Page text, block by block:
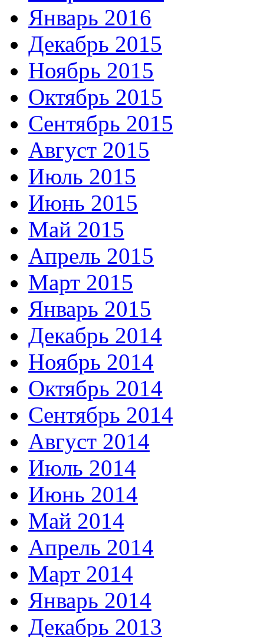
Январь 2016
Декабрь 2015
Ноябрь 2015
Октябрь 2015
Сентябрь 2015
Август 2015
Июль 2015
Июнь 2015
Май 2015
Апрель 2015
Март 2015
Январь 2015
Декабрь 2014
Ноябрь 2014
Октябрь 2014
Сентябрь 2014
Август 2014
Июль 2014
Июнь 2014
Май 2014
Апрель 2014
Март 2014
Январь 2014
Декабрь 2013